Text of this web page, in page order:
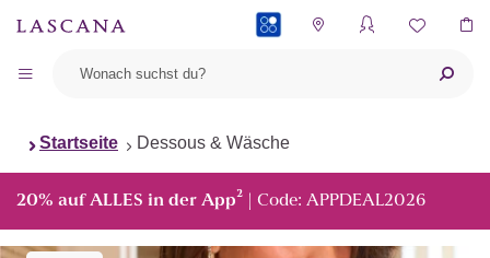
Startseite Dessous & Wäsche
20% auf ALLES in der App² | Code: APPDEAL2026